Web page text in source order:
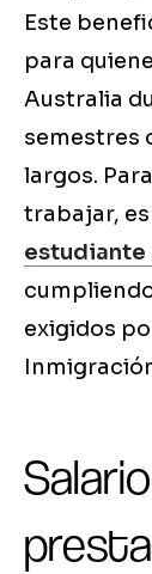
Este
para
Australia
semestres
largos.
trabajar,
estudiante
exigidos